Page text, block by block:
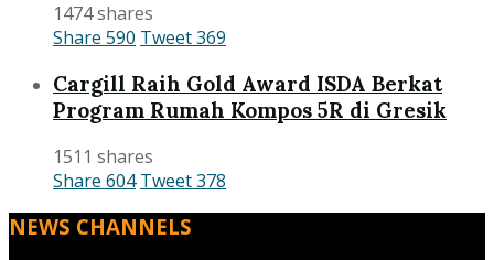
1474 shares
Share 590 Tweet369
Cargill Raih Gold Award ISDA Berkat
Program Rumah Kompos 5R di Gresik
1511 shares
Share 604 Tweet378
NEWS CHANNELS